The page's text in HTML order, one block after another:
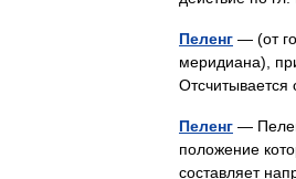
Пеленг — (от
меридиана),
Пеленг —
положение
составляет